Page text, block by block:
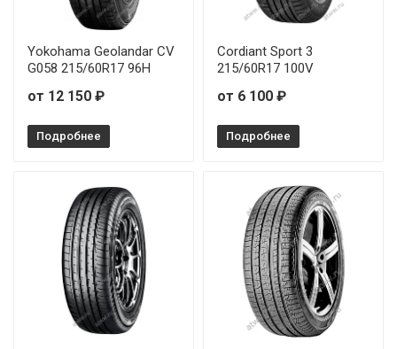
Yokohama Geolandar CV
G058 215/60R17 96H
от 12 150 ₽
Подробнее
Cordiant Sport 3
215/60R17 100V
от 6 100 ₽
Подробнее